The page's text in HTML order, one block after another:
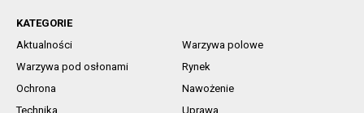
KATEGORIE
Aktualności
Warzywa polowe
Warzywa pod osłonami
Rynek
Ochrona
Nawożenie
Technika
Uprawa